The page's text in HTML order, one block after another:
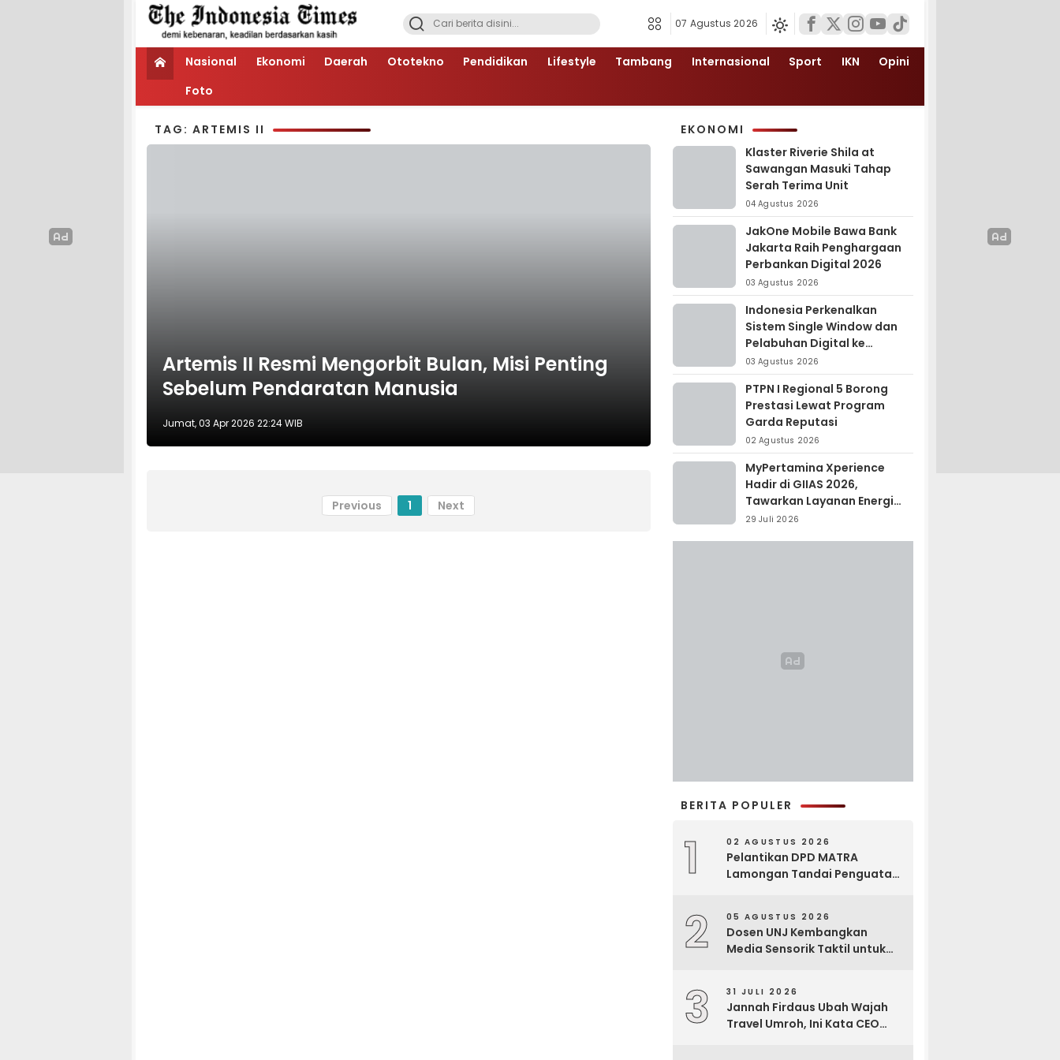
07 Agustus 2026
Nasional Ekonomi Daerah Ototekno Pendidikan Lifestyle Tambang Internasional Sport IKN
Opini
Foto
TAG: ARTEMIS II
Artemis II Resmi Mengorbit Bulan, Misi Penting
Sebelum Pendaratan Manusia
Jumat, 03 Apr 2026 22:24 WIB
Previous 1 Next
EKONOMI
Klaster Riverie Shila at
Sawangan Masuki Tahap
Serah Terima Unit
04 Agustus 2026
JakOne Mobile Bawa Bank
Jakarta Raih Penghargaan
Perbankan Digital 2026
03 Agustus 2026
Indonesia Perkenalkan
Sistem Single Window dan
Pelabuhan Digital ke
Madagaskar
03 Agustus 2026
PTPN I Regional 5 Borong
Prestasi Lewat Program
Garda Reputasi
02 Agustus 2026
MyPertamina Xperience
Hadir di GIIAS 2026,
Tawarkan Layanan Energi
Terintegrasi
29 Juli 2026
BERITA POPULER
1 02 AGUSTUS 2026
Pelantikan DPD MATRA
Lamongan Tandai Penguatan
2 05 AGUSTUS 2026
Dosen UNJ Kembangkan
Media Sensorik Taktil untuk
3 31 JULI 2026
Jannah Firdaus Ubah Wajah
Travel Umroh, Ini Kata CEO